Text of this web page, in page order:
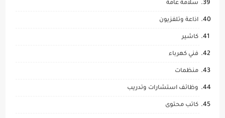
سلامة عامة
اذاعة وتلفزيون
كاشير
فني كهرباء
منظمات
وظائف استشارات وتدريب
كاتب محتوى